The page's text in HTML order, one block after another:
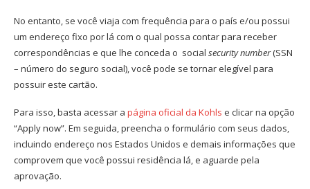
No entanto, se você viaja com frequência para o país e/ou possui
um endereço fixo por lá com o qual possa contar para receber
correspondências e que lhe conceda o social security number(SSN
– número do seguro social), você pode se tornar elegível para
possuir este cartão.
Para isso, basta acessar a página oficial da Kohls e clicar na opção
“Apply now”. Em seguida, preencha o formulário com seus dados,
incluindo endereço nos Estados Unidos e demais informações que
comprovem que você possui residência lá, e aguarde pela
aprovação.